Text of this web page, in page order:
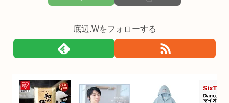
底辺.Wをフォローする